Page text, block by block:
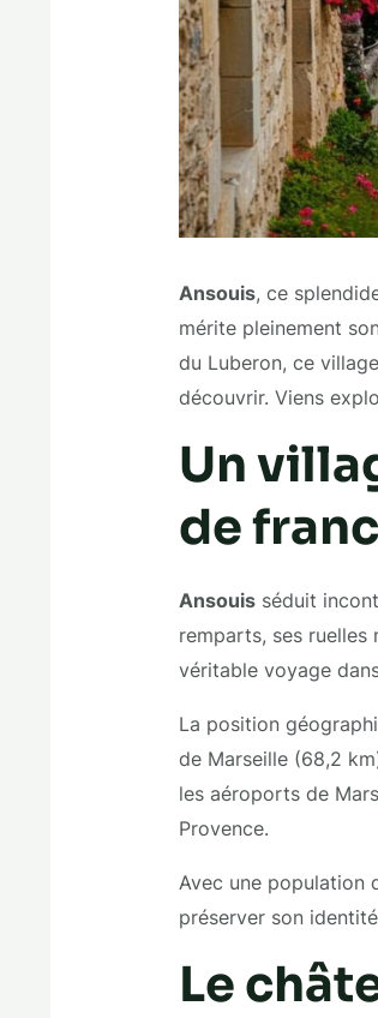
Ansouis, ce
mérite pleinement
du Luberon, ce
découvrir. Viens
Un
de
Ansouisséduit
remparts, ses ruelles
véritable voyage
La position
de Marseille (68,2
les aéroports de
Provence.
Avec une population
préserver son
Le